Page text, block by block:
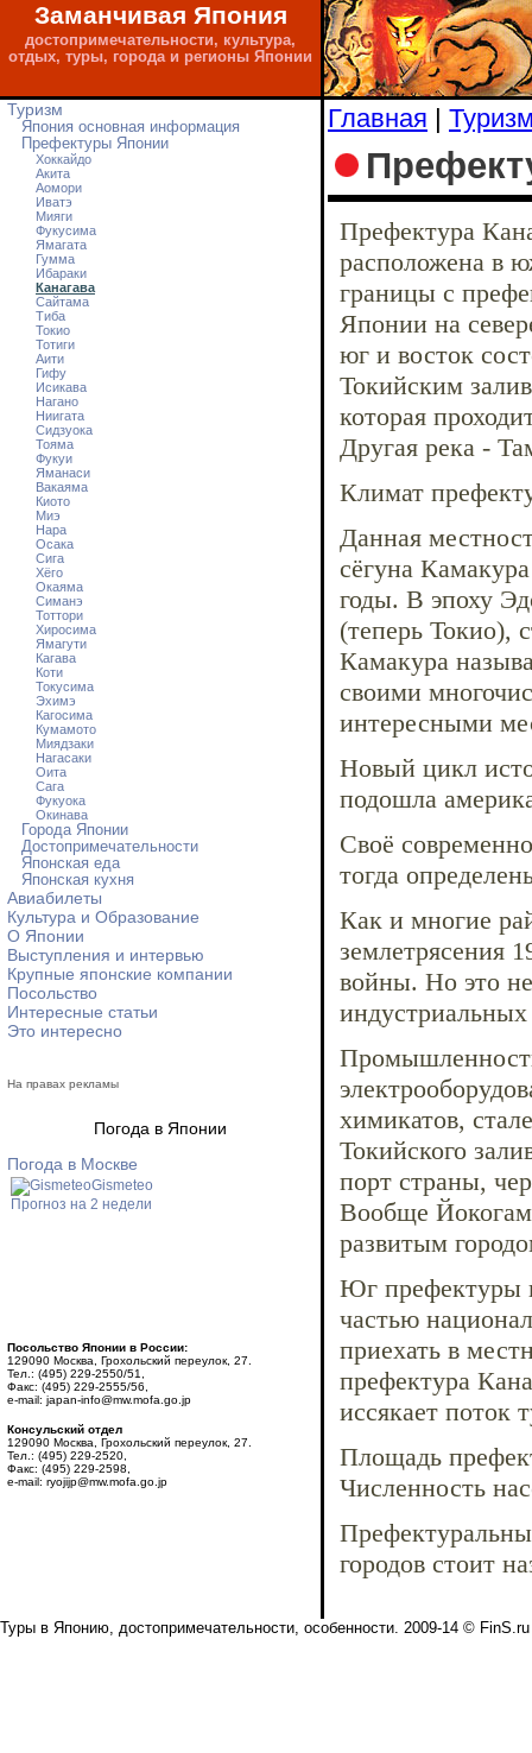
Заманчивая Япония
достопримечательности, культура,
отдых, туры, города и регионы Японии
Туризм
Япония основная информация
Префектуры Японии
Хоккайдо
Акита
Аомори
Иватэ
Мияги
Фукусима
Ямагата
Гумма
Ибараки
Канагава
Сайтама
Тибa
Токио
Тотиги
Аити
Гифу
Исикава
Нагано
Ниигата
Сидзуока
Тояма
Фукуи
Яманаси
Вакаяма
Киото
Миэ
Нара
Осака
Сига
Хёго
Окаяма
Симанэ
Тоттори
Хиросима
Ямагути
Кагава
Коти
Токусима
Эхимэ
Кагосима
Кумамото
Миядзаки
Нагасаки
Оита
Сага
Фукуока
Окинава
Города Японии
Достопримечательности
Японская еда
Японская кухня
Авиабилеты
Культура и Образование
О Японии
Выступления и интервью
Крупные японские компании
Посольство
Интересные статьи
Это интересно
На правах рекламы
Погода в Японии
Погода в Москве
Gismeteo
Прогноз на 2 недели
Посольство Японии в России:
129090 Москва, Грохольский переулок, 27.
Тел.: (495) 229-2550/51,
Факс: (495) 229-2555/56,
e-mail: japan-info@mw.mofa.go.jp
Консульский отдел
129090 Москва, Грохольский переулок, 27.
Тел.: (495) 229-2520,
Факс: (495) 229-2598,
e-mail: ryojijp@mw.mofa.go.jp
Главная |
Префектура
расположена в
границы с
Японии на
юг и восток
Токийским
которая
Другая река -
Климат
Данная
сёгуна
годы. В эпоху
(теперь Токио),
Камакура
своими
интересными
Новый цикл
подошла
Своё
тогда
Как и многие
землетрясения
войны. Но это
химикатов,
Токийского
порт страны,
Вообще
развитым
Юг префектуры
частью
приехать в
префектура
иссякает поток
Площадь
Численность
городов стоит
Туры в Японию, достопримечательности, особенности. 2009-14 © FinS.ru